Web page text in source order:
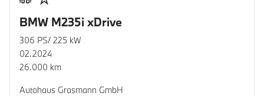
BMW M235i xDrive
306 PS/ 225 kW
02.2024
26.000 km
Autohaus Grasmann GmbH